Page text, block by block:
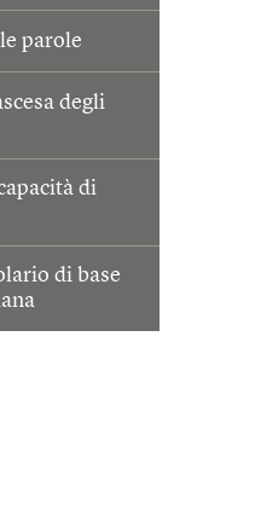
parole
degli
di
di base